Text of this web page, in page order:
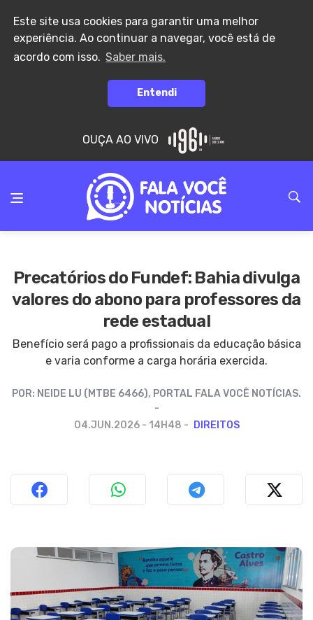
Este site usa cookies para garantir uma melhor
experiência. Ao continuar a navegar, você está de
acordo com isso. Saber mais.
Entendi
OUÇA AO VIVO
Precatórios do Fundef: Bahia divulga
valores do abono para professores da
rede estadual
Benefício será pago a profissionais da educação básica
e varia conforme a carga horária exercida.
POR: NEIDE LU (MTBE 6466), PORTAL FALA VOCÊ NOTÍCIAS.
04.JUN.2026 - 14H48 DIREITOS